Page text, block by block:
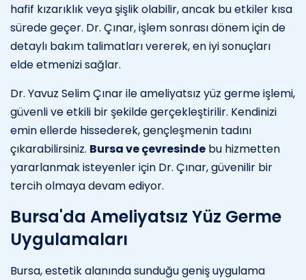
hafif kızarıklık veya şişlik olabilir, ancak bu etkiler kısa
sürede geçer. Dr. Çınar, işlem sonrası dönem için de
detaylı bakım talimatları vererek, en iyi sonuçları
elde etmenizi sağlar.
Dr. Yavuz Selim Çınar ile ameliyatsız yüz germe işlemi,
güvenli ve etkili bir şekilde gerçekleştirilir. Kendinizi
emin ellerde hissederek, gençleşmenin tadını
çıkarabilirsiniz. Bursa ve çevresinde bu hizmetten
yararlanmak isteyenler için Dr. Çınar, güvenilir bir
tercih olmaya devam ediyor.
Bursa'da Ameliyatsız Yüz Germe
Uygulamaları
Bursa, estetik alanında sunduğu geniş uygulama